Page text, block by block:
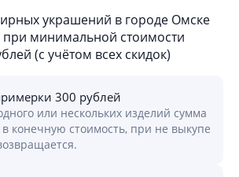
украшений в городе Омске
при минимальной стоимости
(с учётом всех скидок)
300 рублей
или нескольких изделий сумма
конечную стоимость, при не выкупе